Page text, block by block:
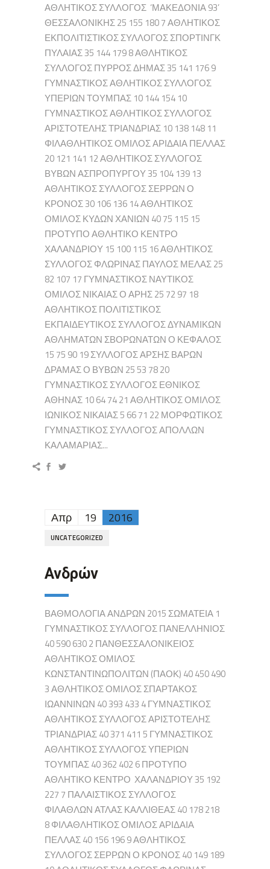
ΑΘΛΗΤΙΚΟΣ ΣΥΛΛΟΓΟΣ ‘ΜΑΚΕΔΟΝΙΑ 93’
ΘΕΣΣΑΛΟΝΙΚΗΣ 25 155 180 7 ΑΘΛΗΤΙΚΟΣ
ΕΚΠΟΛΙΤΙΣΤΙΚΟΣ ΣΥΛΛΟΓΟΣ ΣΠΟΡΤΙΝΓΚ
ΠΥΛΑΙΑΣ 35 144 179 8 ΑΘΛΗΤΙΚΟΣ
ΣΥΛΛΟΓΟΣ ΠΥΡΡΟΣ ΔΗΜΑΣ 35 141 176 9
ΓΥΜΝΑΣΤΙΚΟΣ ΑΘΛΗΤΙΚΟΣ ΣΥΛΛΟΓΟΣ
ΥΠΕΡΙΩΝ ΤΟΥΜΠΑΣ 10 144 154 10
ΓΥΜΝΑΣΤΙΚΟΣ ΑΘΛΗΤΙΚΟΣ ΣΥΛΛΟΓΟΣ
ΑΡΙΣΤΟΤΕΛΗΣ ΤΡΙΑΝΔΡΙΑΣ 10 138 148 11
ΦΙΛΑΘΛΗΤΙΚΟΣ ΟΜΙΛΟΣ ΑΡΙΔΑΙΑ ΠΕΛΛΑΣ
20 121 141 12 ΑΘΛΗΤΙΚΟΣ ΣΥΛΛΟΓΟΣ
ΒΥΒΩΝ ΑΣΠΡΟΠΥΡΓΟΥ 35 104 139 13
ΑΘΛΗΤΙΚΟΣ ΣΥΛΛΟΓΟΣ ΣΕΡΡΩΝ Ο
ΚΡΟΝΟΣ 30 106 136 14 ΑΘΛΗΤΙΚΟΣ
ΟΜΙΛΟΣ ΚΥΔΩΝ ΧΑΝΙΩΝ 40 75 115 15
ΠΡΟΤΥΠΟ ΑΘΛΗΤΙΚΟ ΚΕΝΤΡΟ
ΧΑΛΑΝΔΡΙΟΥ 15 100 115 16 ΑΘΛΗΤΙΚΟΣ
ΣΥΛΛΟΓΟΣ ΦΛΩΡΙΝΑΣ ΠΑΥΛΟΣ ΜΕΛΑΣ 25
82 107 17 ΓΥΜΝΑΣΤΙΚΟΣ ΝΑΥΤΙΚΟΣ
ΟΜΙΛΟΣ ΝΙΚΑΙΑΣ Ο ΑΡΗΣ 25 72 97 18
ΑΘΛΗΤΙΚΟΣ ΠΟΛΙΤΙΣΤΙΚΟΣ
ΕΚΠΑΙΔΕΥΤΙΚΟΣ ΣΥΛΛΟΓΟΣ ΔΥΝΑΜΙΚΩΝ
ΑΘΛΗΜΑΤΩΝ ΣΒΟΡΩΝΑΤΩΝ Ο ΚΕΦΑΛΟΣ
15 75 90 19 ΣΥΛΛΟΓΟΣ ΑΡΣΗΣ ΒΑΡΩΝ
ΔΡΑΜΑΣ Ο ΒΥΒΩΝ 25 53 78 20
ΓΥΜΝΑΣΤΙΚΟΣ ΣΥΛΛΟΓΟΣ ΕΘΝΙΚΟΣ
ΑΘΗΝΑΣ 10 64 74 21 ΑΘΛΗΤΙΚΟΣ ΟΜΙΛΟΣ
ΙΩΝΙΚΟΣ ΝΙΚΑΙΑΣ 5 66 71 22 ΜΟΡΦΩΤΙΚΟΣ
ΓΥΜΝΑΣΤΙΚΟΣ ΣΥΛΛΟΓΟΣ ΑΠΟΛΛΩΝ
ΚΑΛΑΜΑΡΙΑΣ...
Απρ 19 2016
UNCATEGORIZED
Ανδρών
ΒΑΘΜΟΛΟΓΙΑ ΑΝΔΡΩΝ 2015 ΣΩΜΑΤΕΙΑ 1
ΓΥΜΝΑΣΤΙΚΟΣ ΣΥΛΛΟΓΟΣ ΠΑΝΕΛΛΗΝΙΟΣ
40 590 630 2 ΠΑΝΘΕΣΣΑΛΟΝΙΚΕΙΟΣ
ΑΘΛΗΤΙΚΟΣ ΟΜΙΛΟΣ
ΚΩΝΣΤΑΝΤΙΝΩΠΟΛΙΤΩΝ (ΠΑΟΚ) 40 450 490
3 ΑΘΛΗΤΙΚΟΣ ΟΜΙΛΟΣ ΣΠΑΡΤΑΚΟΣ
ΙΩΑΝΝΙΝΩΝ 40 393 433 4 ΓΥΜΝΑΣΤΙΚΟΣ
ΑΘΛΗΤΙΚΟΣ ΣΥΛΛΟΓΟΣ ΑΡΙΣΤΟΤΕΛΗΣ
ΤΡΙΑΝΔΡΙΑΣ 40 371 411 5 ΓΥΜΝΑΣΤΙΚΟΣ
ΑΘΛΗΤΙΚΟΣ ΣΥΛΛΟΓΟΣ ΥΠΕΡΙΩΝ
ΤΟΥΜΠΑΣ 40 362 402 6 ΠΡΟΤΥΠΟ
ΑΘΛΗΤΙΚΟ ΚΕΝΤΡΟ ΧΑΛΑΝΔΡΙΟΥ 35 192
227 7 ΠΑΛΑΙΣΤΙΚΟΣ ΣΥΛΛΟΓΟΣ
ΦΙΛΑΘΛΩΝ ΑΤΛΑΣ ΚΑΛΛΙΘΕΑΣ 40 178 218
8 ΦΙΛΑΘΛΗΤΙΚΟΣ ΟΜΙΛΟΣ ΑΡΙΔΑΙΑ
ΠΕΛΛΑΣ 40 156 196 9 ΑΘΛΗΤΙΚΟΣ
ΣΥΛΛΟΓΟΣ ΣΕΡΡΩΝ Ο ΚΡΟΝΟΣ 40 149 189